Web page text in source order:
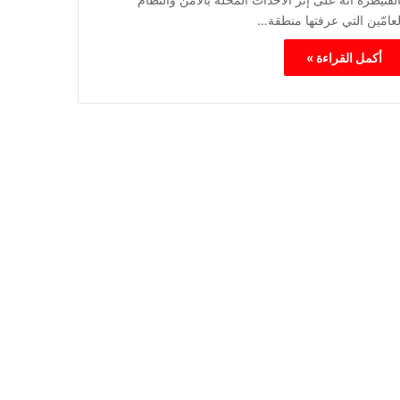
التي عرفتها منطقة…
أكمل القراءة »